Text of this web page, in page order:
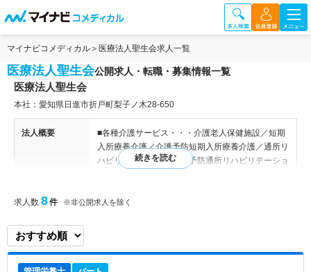
マイナビコメディカル 医療法人聖生会求人一覧
医療法人聖生会公開求人・転職・募集情報一覧
医療法人聖生会
本社：愛知県日進市折戸町梨子ノ木28-650
法人概要
■各種介護サービス・・・介護老人保健施設／短期
入所療養介護／介護予防短期入所療養介護／通所リ
ハビリテーション／介護予防通所リハビリテーショ
特色
愛知県にてクリニックおよび介護老人保健施設の運
求人数 8件 ※非公開求人を除く